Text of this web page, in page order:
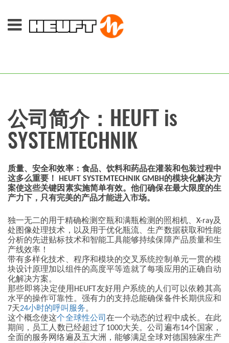
公司简介：HEUFT is
SYSTEMTECHNIK
质量、安全和效率：食品、饮料和药品在灌装和包装过程中
这多么重要！ HEUFT SYSTEMTECHNIK GMBH的模块化解决方
案使这些关键因素实施简单有效。他们确保在最大限度的生
产力下，只有完美的产品才能进入市场。
独一无二的用于精确检测空瓶和满瓶检测的照相机、X-ray及
处图像处理技术，以及用于优化瓶流、生产数据获取和性能
分析的先进贴标技术和智能工具能够持续保障产品质量和生
产线效率！
带有多样化技术、程序和模块的交叉系统控制单元一贯的模
块设计原理加以组件的高度平等造就了每项应用的正确自动
化解决方案。
那些即将决定使用HEUFT友好用户系统的人们可以依赖其高
水平的操作可靠性。强有力的支持总能确保备件长期供应和
7天24小时的呼叫服务。
这个概念使这个全球性公司 在一个动态的过程中成长。在此
期间，员工人数已经超过了1000大关。公司遍布14个国家，
全面的服务网络遍及五大洲，能够满足全球对德国独家生产